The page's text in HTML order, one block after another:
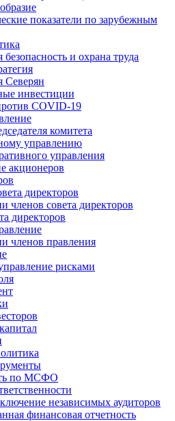
показатели по зарубежным
и охрана труда
Северян
инвестиции
COVID‑19
комитета
управлению
управления
акционеров
директоров
членов совета директоров
директоров
членов правления
рисками
по МСФО
независимых аудиторов
финансовая отчетность